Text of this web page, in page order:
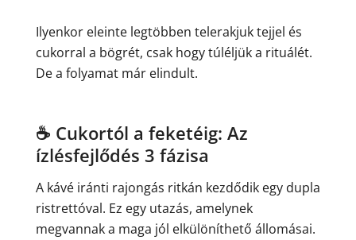
Ilyenkor eleinte legtöbben telerakjuk tejjel és
cukorral a bögrét, csak hogy túléljük a rituálét.
De a folyamat már elindult.
☕ Cukortól a feketéig: Az
ízlésfejlődés 3 fázisa
A kávé iránti rajongás ritkán kezdődik egy dupla
ristrettóval. Ez egy utazás, amelynek
megvannak a maga jól elkülöníthető állomásai.